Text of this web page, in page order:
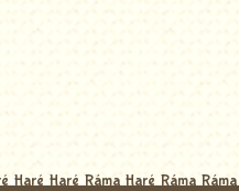
Haré Haré Ráma Haré Ráma